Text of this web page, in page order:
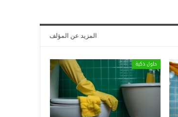
المزيد عن المؤلف
حلول ذكية